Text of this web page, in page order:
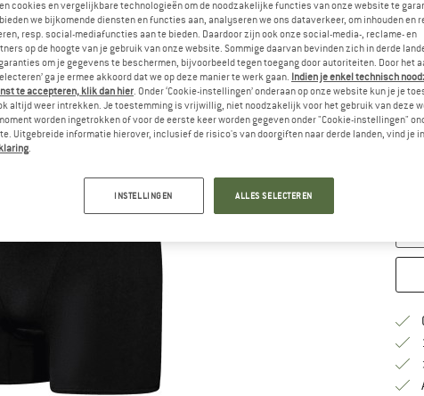
-
Kies
5-
11-
cookies en vergelijkbare technologieën om de noodzakelijke functies van onze website te
we bijkomende diensten en functies aan, analyseren we ons dataverkeer, om inhouden en
resp. social-mediafuncties aan te bieden. Daardoor zijn ook onze social-media-, reclame- en
op de hoogte van je gebruik van onze website. Sommige daarvan bevinden zich in derde
om je gegevens te beschermen, bijvoorbeeld tegen toegang door autoriteiten. Door het
ga je ermee akkoord dat we op deze manier te werk gaan. Indien je enkel technisch
te accepteren, klik dan hier. Onder ‘Cookie-instellingen’ onderaan op onze website kun je je
altijd weer intrekken. Je toestemming is vrijwillig, niet noodzakelijk voor het gebruik van deze
worden ingetrokken of voor de eerste keer worden gegeven onder "Cookie-instellingen"
Uitgebreide informatie hierover, inclusief de risico's van doorgiften naar derde landen, vind je
.
INSTELLINGEN ALLES SELECTEREN